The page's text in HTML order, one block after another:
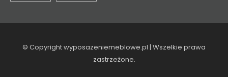
© Copyright wyposazeniemeblowe.pl | Wszelkie prawa
zastrzeżone.